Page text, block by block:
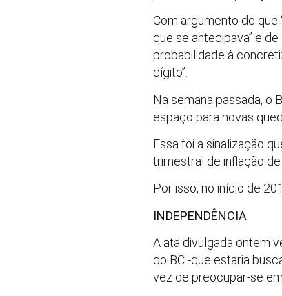
Com argumento de
que se antecipava” e
probabilidade à
dígito”.
Na semana passada, o
espaço para novas
Essa foi a sinalização
trimestral de inflação
Por isso, no início de
INDEPENDÊNCIA
A ata divulgada ontem
do BC -que estaria
vez de preocupar-se